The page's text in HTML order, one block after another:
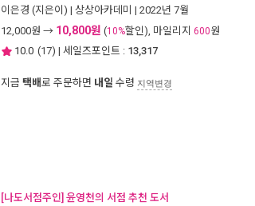
이은경 (지은이) | 상상아카데미 | 2022년 7월
12,000원 → 10,800원 (10%할인), 마일리지 600원
10.0 (17) | 세일즈포인트 : 13,317
지금 택배로 주문하면 내일 수령 지역변경
[나도서점주인] 윤영천의 서점 추천 도서